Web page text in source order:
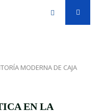
MODERNA DE CAJA
EN LA